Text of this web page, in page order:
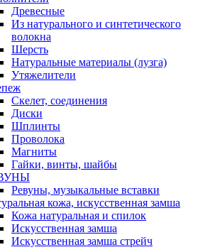
Древесные
Из натурального и синтетического
волокна
Шерсть
Натуральные материалы (лузга)
Утяжелители
Скелет, соединения
Диски
Шплинты
Проволока
Магниты
Гайки, винты, шайбы
Ревуны, музыкальные вставки
кожа, искусственная замша
Кожа натуральная и спилок
Искусственная замша
Искусственная замша стрейч